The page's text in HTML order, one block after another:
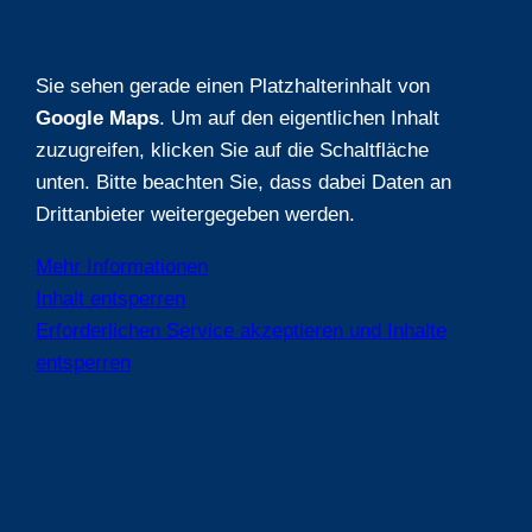
Sie sehen gerade einen Platzhalterinhalt von
Google Maps. Um auf den eigentlichen Inhalt
zuzugreifen, klicken Sie auf die Schaltfläche
unten. Bitte beachten Sie, dass dabei Daten an
Drittanbieter weitergegeben werden.
Mehr Informationen
Inhalt entsperren
Erforderlichen Service akzeptieren und Inhalte
entsperren